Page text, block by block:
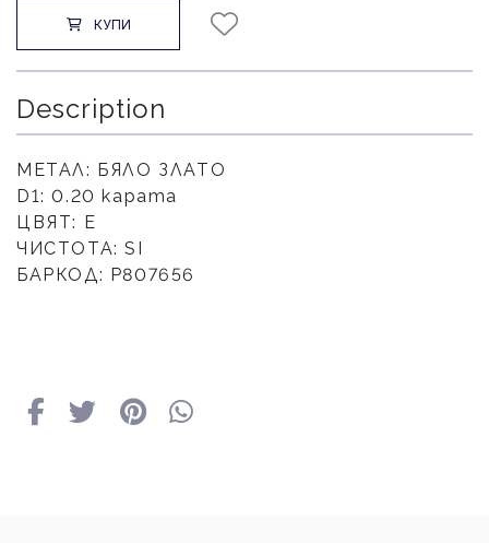
КУПИ
Description
МЕТАЛ: БЯЛО ЗЛАТО
D1: 0.20 карата
ЦВЯТ: E
ЧИСТОТА: SI
БАРКОД: P807656